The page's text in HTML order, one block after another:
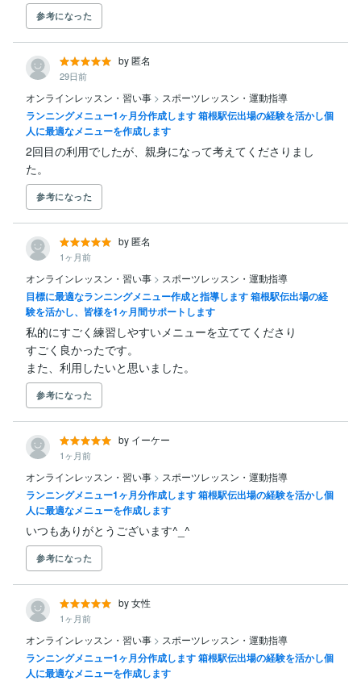
参考になった
by 匿名
29日前
オンラインレッスン・習い事 > スポーツレッスン・運動指導
ランニングメニュー1ヶ月分作成します 箱根駅伝出場の経験を活かし個
人に最適なメニューを作成します
2回目の利用でしたが、親身になって考えてくださりまし
た。
参考になった
by 匿名
1ヶ月前
オンラインレッスン・習い事 > スポーツレッスン・運動指導
目標に最適なランニングメニュー作成と指導します 箱根駅伝出場の経
験を活かし、皆様を1ヶ月間サポートします
私的にすごく練習しやすいメニューを立ててくださり
すごく良かったです。
また、利用したいと思いました。
参考になった
by イーケー
1ヶ月前
オンラインレッスン・習い事 > スポーツレッスン・運動指導
ランニングメニュー1ヶ月分作成します 箱根駅伝出場の経験を活かし個
人に最適なメニューを作成します
いつもありがとうございます^_^
参考になった
by 女性
1ヶ月前
オンラインレッスン・習い事 > スポーツレッスン・運動指導
ランニングメニュー1ヶ月分作成します 箱根駅伝出場の経験を活かし個
人に最適なメニューを作成します